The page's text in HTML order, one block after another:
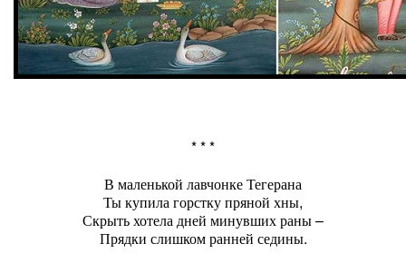
* * *
В маленькой лавчонке Тегерана
Ты купила горстку пряной хны,
Скрыть хотела дней минувших раны –
Прядки слишком ранней седины.